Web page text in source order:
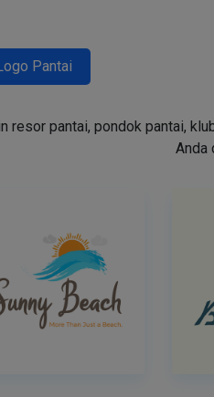
Pantai
resor pantai, pondok pantai,
Anda